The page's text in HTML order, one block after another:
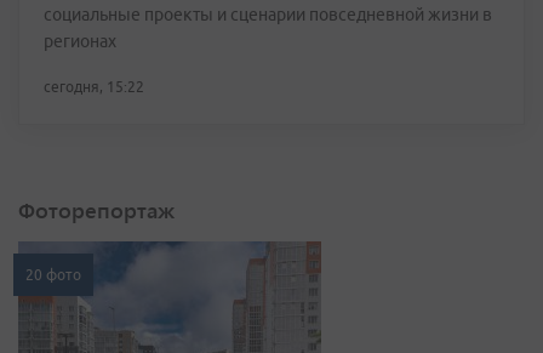
социальные проекты и сценарии повседневной жизни в
регионах
сегодня, 15:22
Фоторепортаж
20 фото